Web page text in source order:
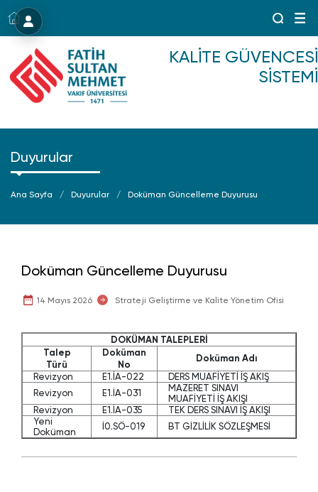
KALITE GÜVENCESI
SISTEMI
Menü
Duyurular
Ana Sayfa Duyurular Doküman Güncelleme Duyurusu
Doküman Güncelleme Duyurusu
14 Mayıs 2026 Strateji Geliştirme ve Kalite Yönetim Ofisi
DOKÜMAN TALEPLERİ
Talep
Türü
Doküman
No
Doküman Adı
Revizyon E1.İA-022
DERS MUAFİYETİ İŞ AKIŞ
Revizyon
E1.İA-031
MAZERET SINAVI
MUAFİYETİ İŞ AKIŞI
Revizyon
E1.İA-035
TEK DERS SINAVI İŞ AKIŞI
Yeni
Doküman
İ0.SÖ-019 BT GİZLİLİK SÖZLEŞMESİ